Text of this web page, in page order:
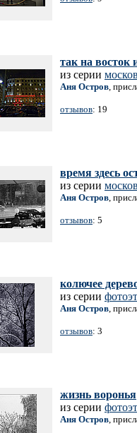
так на восток
из серии
Аня Остров,
отзывов: 19
время здесь
из серии
Аня Остров,
отзывов: 5
колючее
из серии
Аня Остров,
отзывов: 3
жизнь воронья
из серии
Аня Остров,